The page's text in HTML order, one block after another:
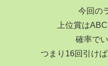
今回の
上位賞は
確率で
つまり16回引け